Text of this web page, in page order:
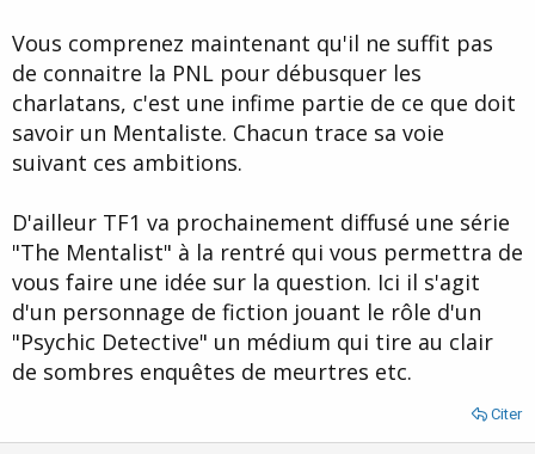
Vous comprenez maintenant qu'il ne suffit pas
de connaitre la PNL pour débusquer les
charlatans, c'est une infime partie de ce que doit
savoir un Mentaliste. Chacun trace sa voie
suivant ces ambitions.
D'ailleur TF1 va prochainement diffusé une série
"The Mentalist" à la rentré qui vous permettra de
vous faire une idée sur la question. Ici il s'agit
d'un personnage de fiction jouant le rôle d'un
"Psychic Detective" un médium qui tire au clair
de sombres enquêtes de meurtres etc.
Citer